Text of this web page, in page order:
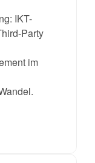
IKT-
Party
im